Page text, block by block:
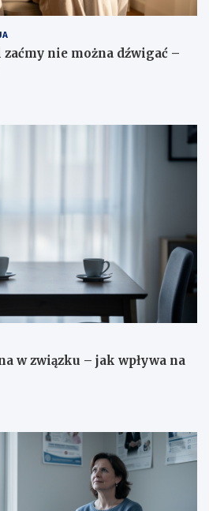
zaćmy nie można dźwigać –
w związku – jak wpływa na